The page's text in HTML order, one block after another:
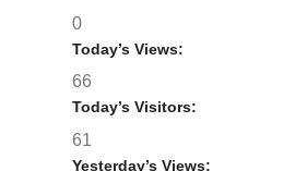
0
Today’s Views:
66
Today’s Visitors:
61
Yesterday’s Views: